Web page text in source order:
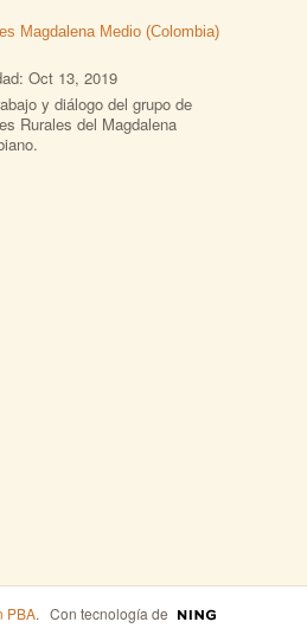
Magdalena Medio (Colombia)
Oct 13, 2019
y diálogo del grupo de
Rurales del Magdalena
PBA. Con tecnología de